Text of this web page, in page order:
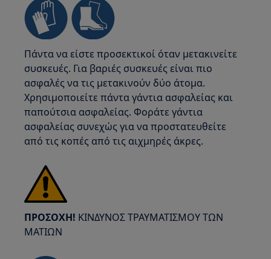
Πάντα να είστε προσεκτικοί όταν μετακινείτε
συσκευές. Για βαριές συσκευές είναι πιο
ασφαλές να τις μετακινούν δύο άτομα.
Χρησιμοποιείτε πάντα γάντια ασφαλείας και
παπούτσια ασφαλείας. Φοράτε γάντια
ασφαλείας συνεχώς για να προστατευθείτε
από τις κοπές από τις αιχμηρές άκρες.
ΠΡΟΣΟΧΗ! ΚΙΝΔΥΝΟΣ ΤΡΑΥΜΑΤΙΣΜΟΥ ΤΩΝ
ΜΑΤΙΩΝ